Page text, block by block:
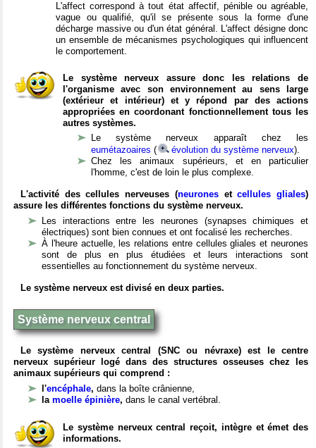
L'affect correspond à tout état affectif, pénible ou agréable,
vague ou qualifié, qu'il se présente sous la forme d'une
décharge massive ou d'un état général. L'affect désigne donc
un ensemble de mécanismes psychologiques qui influencent
le comportement.
Le système nerveux assure donc les relations de
l'organisme avec son environnement au sens large
(extérieur et intérieur) et y répond par des actions
appropriées en coordonant fonctionnellement tous les
autres systèmes.
Le système nerveux apparaît chez les
eumétazoaires ( évolution du système nerveux).
Chez les animaux supérieurs, et en particulier
l'homme, c'est de loin le plus complexe.
L'activité des cellules nerveuses (neuronesetcellules gliales)
assure les différentes fonctions du système nerveux.
Les interactions entre les neurones (synapses chimiques et
électriques) sont bien connues et ont focalisé les recherches.
À l'heure actuelle, les relations entre cellules gliales et neurones
sont de plus en plus étudiées et leurs interactions sont
essentielles au fonctionnement du système nerveux.
Le système nerveux est divisé en deux parties.
Système nerveux central
Le système nerveux central (SNC ou névraxe) est le centre
nerveux supérieur logé dans des structures osseuses chez les
animaux supérieurs qui comprend :
l'encéphale, dans la boîte crânienne,
la moelle épinière, dans le canal vertébral.
Le système nerveux central reçoit, intègre et émet des
informations.